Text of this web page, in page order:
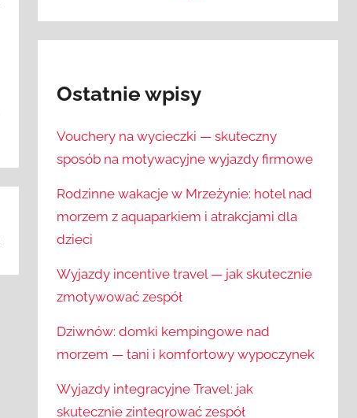
Ostatnie wpisy
Vouchery na wycieczki — skuteczny
sposób na motywacyjne wyjazdy firmowe
Rodzinne wakacje w Mrzeżynie: hotel nad
morzem z aquaparkiem i atrakcjami dla
dzieci
Wyjazdy incentive travel — jak skutecznie
zmotywować zespół
Dziwnów: domki kempingowe nad
morzem — tani i komfortowy wypoczynek
Wyjazdy integracyjne Travel: jak
skutecznie zintegrować zespół